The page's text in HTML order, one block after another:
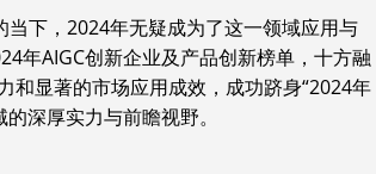
下，2024年无疑成为了这一领域应用与
年AIGC创新企业及产品创新榜单，十方融
和显著的市场应用成效，成功跻身“2024年
深厚实力与前瞻视野。